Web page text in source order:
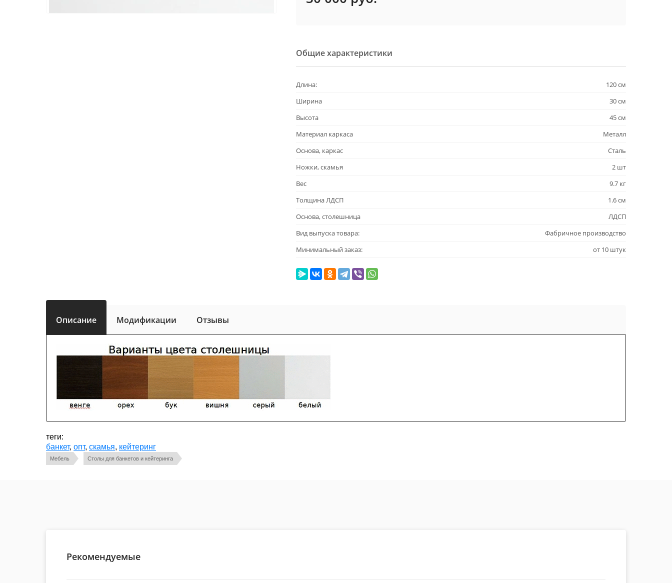
Общие характеристики
Длина:
120 см
Ширина
30 см
Высота
45 см
Материал каркаса
Металл
Основа, каркас
Сталь
Ножки, скамья
2 шт
Вес
9.7 кг
Толщина ЛДСП
1.6 см
Основа, столешница
ЛДСП
Вид выпуска товара:
Фабричное производство
Минимальный заказ:
от 10 штук
Описание Модификации Отзывы
теги:
банкет, опт, скамья, кейтеринг
Мебель Столы для банкетов и кейтеринга
Рекомендуемые